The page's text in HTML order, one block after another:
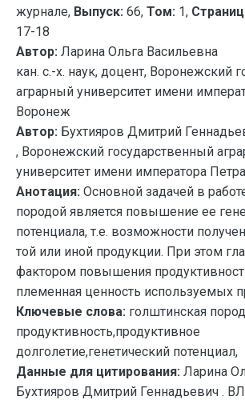
журнале, Выпуск: 66, Том: 1,
17-18
Автор: Ларина Ольга Васильевна
кан. с.-х. наук, доцент, Воронежский
аграрный университет имени
Воронеж
Автор: Бухтияров Дмитрий
, Воронежский государственный
университет имени императора
Анотация: Основной задачей в
породой является повышение ее
потенциала, т.е. возможности
той или иной продукции. При этом
фактором повышения
племенная ценность используемых
Ключевые слова: голштинская
продуктивность,продуктивное
долголетие,генетический потенциал,
Данные для цитирования: Ларина
Бухтияров Дмитрий Геннадьевич .